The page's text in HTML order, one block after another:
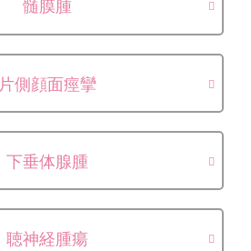
髄膜腫
片側顔面痙攣
下垂体腺腫
聴神経腫瘍